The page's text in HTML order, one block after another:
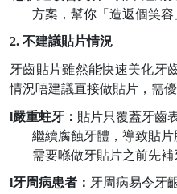
方案，幫你「造返個笑容
2. 不建議貼片情況
牙齒貼片雖然能快速美化牙
情況唔建議直接做貼片，需
l嚴重蛀牙： 貼片只覆蓋牙齒
繼續腐蝕牙體，導致貼
需要喺做牙貼片之前先補
l牙周病患者： 牙周病易令牙